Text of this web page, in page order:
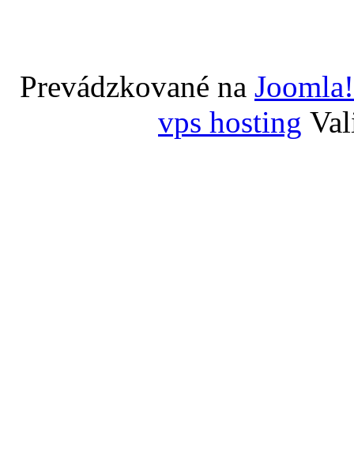
Prevádzkované na Joomla!
vps hosting